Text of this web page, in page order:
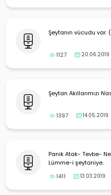
Şeytanın vücudu var.
1127 20.06.2019
Şeytan Akıllarımızı
1397 14.05.2019
Panik Atak- Tevbe-
Lümme-i şeytaniye..
1411
13.03.2019